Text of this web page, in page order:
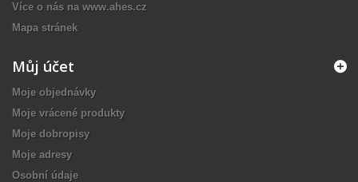
Více o nás na www.ahes.cz
Mapa stránek
Můj účet
Moje objednávky
Moje vrácené produkty
Moje dobropisy
Moje adresy
Osobní údaje